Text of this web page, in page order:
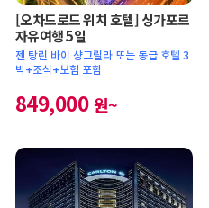
[오차드로드 위치 호텔] 싱가포르
자유여행 5일
젠 탕린 바이 샹그릴라 또는 동급 호텔 3
박+조식+보험 포함
849,000원~